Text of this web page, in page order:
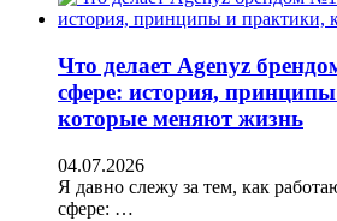
Что делает Agenyz
сфере: история,
которые меняют жизнь
04.07.2026
Я давно слежу за тем, как
сфере: …